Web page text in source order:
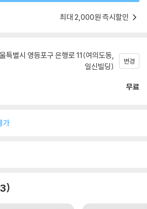
최대 2,000원 즉시할인
특별시 영등포구 은행로 11(여의도동,
일신빌딩)
변경
무료
가
3